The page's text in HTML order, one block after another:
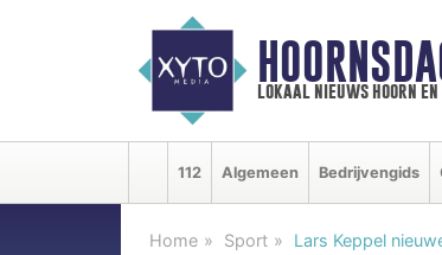
lokaal nieuws hoorn
112 Algemeen Bedrijvengids
Home Sport Lars Keppel